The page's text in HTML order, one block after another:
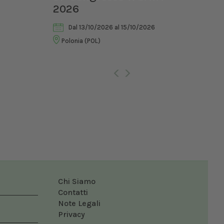
2026
Dal 13/10/2026 al 15/10/2026
Polonia (POL)
Chi Siamo
Contatti
Note Legali
Privacy